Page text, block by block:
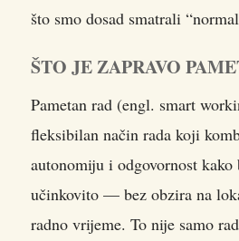
što smo dosad smatrali
ŠTO JE ZAPRAVO
Pametan rad (engl. smart
fleksibilan način rada koji
autonomiju i odgovornost kako
učinkovito — bez obzira na
radno vrijeme. To nije samo